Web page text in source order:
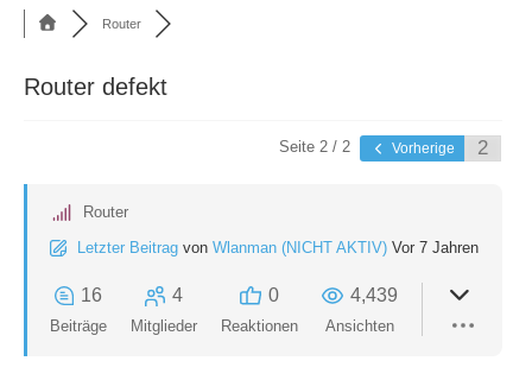
Router
Router defekt
Seite 2 / 2 Vorherige
Router
Letzter Beitrag von Wlanman (NICHT AKTIV) Vor 7 Jahren
16
Beiträge
4
Mitglieder
0
Reaktionen
4,439
Ansichten